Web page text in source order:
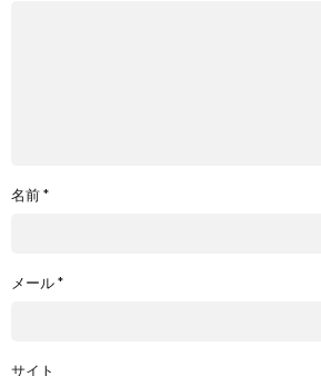
名前*
メール*
サイト